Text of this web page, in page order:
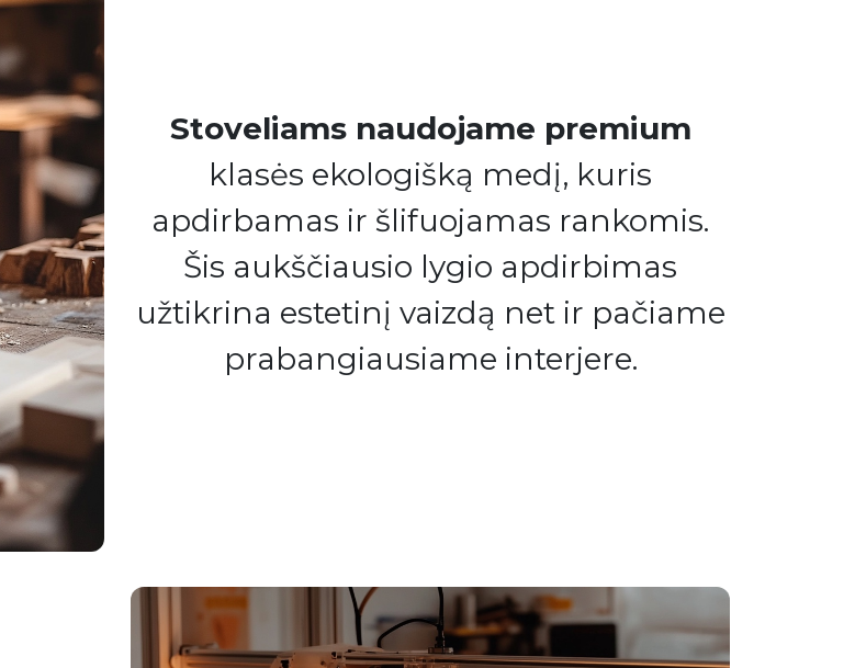
Stoveliams naudojame premium
klasės ekologišką medį, kuris
apdirbamas ir šlifuojamas rankomis.
Šis aukščiausio lygio apdirbimas
užtikrina estetinį vaizdą net ir pačiame
prabangiausiame interjere.